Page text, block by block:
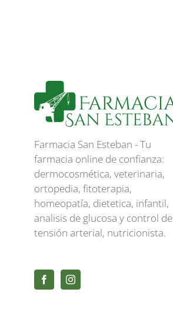
Farmacia San Esteban - Tu
farmacia online de confianza:
dermocosmética, veterinaria,
ortopedia, fitoterapia,
homeopatía, dietetica, infantil,
analisis de glucosa y control de
tensión arterial, nutricionista.